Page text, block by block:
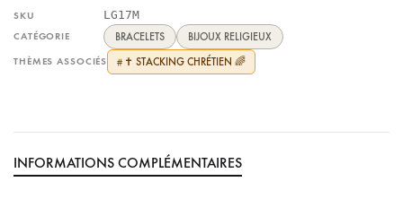
SKU LG17M
CATÉGORIE BRACELETS BIJOUX RELIGIEUX
THÈMES ASSOCIÉS # ✝️ STACKING CHRÉTIEN 🌈
INFORMATIONS COMPLÉMENTAIRES